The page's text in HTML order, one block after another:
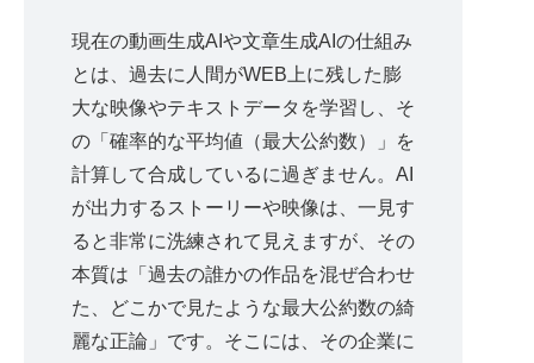
現在の動画生成AIや文章生成AIの仕組み
とは、過去に人間がWEB上に残した膨
大な映像やテキストデータを学習し、そ
の「確率的な平均値（最大公約数）」を
計算して合成しているに過ぎません。AI
が出力するストーリーや映像は、一見す
ると非常に洗練されて見えますが、その
本質は「過去の誰かの作品を混ぜ合わせ
た、どこかで見たような最大公約数の綺
麗な正論」です。そこには、その企業に